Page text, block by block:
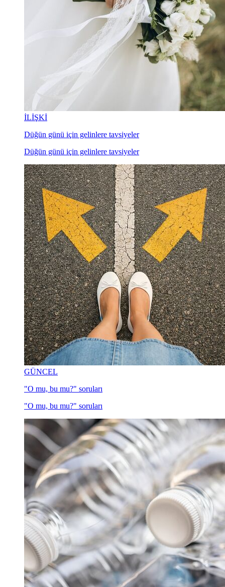
İLİŞKİ
Düğün günü için gelinlere tavsiyeler
Düğün günü için gelinlere tavsiyeler
GÜNCEL
"O mu, bu mu?" soruları
"O mu, bu mu?" soruları